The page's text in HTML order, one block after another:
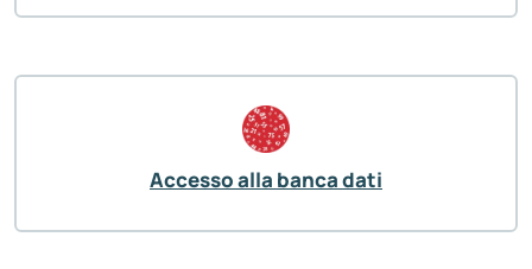
Accesso alla banca dati